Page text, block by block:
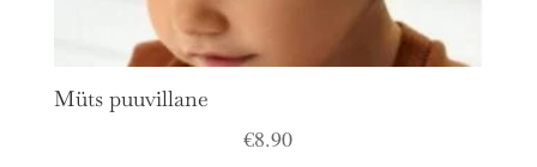
Müts puuvillane
€8.90